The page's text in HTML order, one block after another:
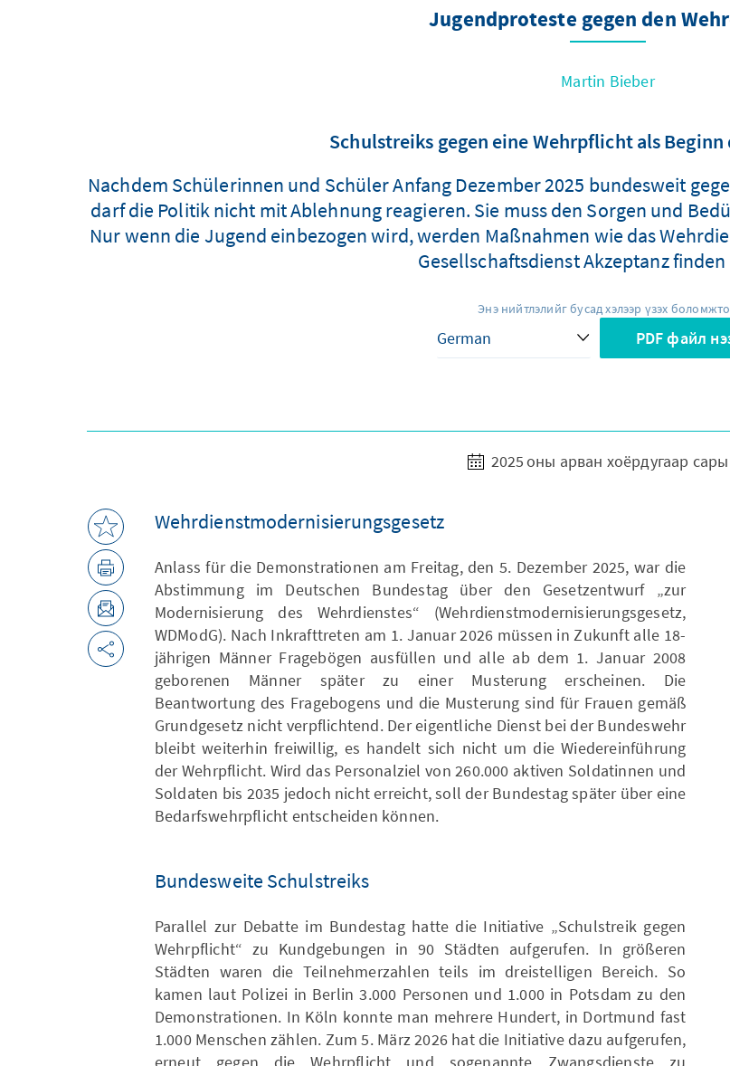
Jugendproteste gegen den
Martin Bieber
Schulstreiks gegen eine Wehrpflicht als Beginn
Nachdem Schülerinnen und Schüler Anfang Dezember 2025 bundesweit
darf die Politik nicht mit Ablehnung reagieren. Sie muss den Sorgen und
Nur wenn die Jugend einbezogen wird, werden Maßnahmen wie das
Gesellschaftsdienst Akzeptanz
Энэ нийтлэлийг бусад хэлээр үзэх
PDF файл
2025 оны арван хоёрдугаар
Wehrdienstmodernisierungsgesetz
Anlass für die Demonstrationen am Freitag, den 5. Dezember 2025, war die
Abstimmung im Deutschen Bundestag über den Gesetzentwurf „zur
Modernisierung des Wehrdienstes“ (Wehrdienstmodernisierungsgesetz,
WDModG). Nach Inkrafttreten am 1. Januar 2026 müssen in Zukunft alle 18-
jährigen Männer Fragebögen ausfüllen und alle ab dem 1. Januar 2008
geborenen Männer später zu einer Musterung erscheinen. Die
Beantwortung des Fragebogens und die Musterung sind für Frauen gemäß
Grundgesetz nicht verpflichtend. Der eigentliche Dienst bei der Bundeswehr
bleibt weiterhin freiwillig, es handelt sich nicht um die Wiedereinführung
der Wehrpflicht. Wird das Personalziel von 260.000 aktiven Soldatinnen und
Soldaten bis 2035 jedoch nicht erreicht, soll der Bundestag später über eine
Bedarfswehrpflicht entscheiden können.
Bundesweite Schulstreiks
Parallel zur Debatte im Bundestag hatte die Initiative „Schulstreik gegen
Wehrpflicht“ zu Kundgebungen in 90 Städten aufgerufen. In größeren
Städten waren die Teilnehmerzahlen teils im dreistelligen Bereich. So
kamen laut Polizei in Berlin 3.000 Personen und 1.000 in Potsdam zu den
Demonstrationen. In Köln konnte man mehrere Hundert, in Dortmund fast
1.000 Menschen zählen. Zum 5. März 2026 hat die Initiative dazu aufgerufen,